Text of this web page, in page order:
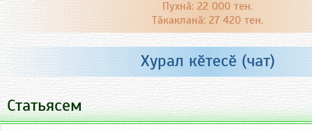
Пухнӑ: 22 000 тен.
Тӑкакланӑ: 27 420 тен.
Хурал кӗтесӗ (чат)
Статьясем